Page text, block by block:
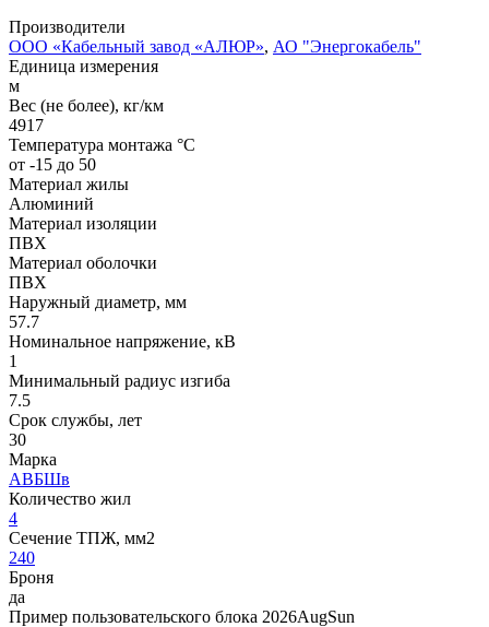
Производители
ООО «Кабельный завод «АЛЮР», АО "Энергокабель"
Единица измерения
м
Вес (не более), кг/км
4917
Температура монтажа °C
от -15 до 50
Материал жилы
Алюминий
Материал изоляции
ПВХ
Материал оболочки
ПВХ
Наружный диаметр, мм
57.7
Номинальное напряжение, кВ
1
Минимальный радиус изгиба
7.5
Срок службы, лет
30
Марка
АВБШв
Количество жил
4
Сечение ТПЖ, мм2
240
Броня
да
Пример пользовательского блока 2026AugSun